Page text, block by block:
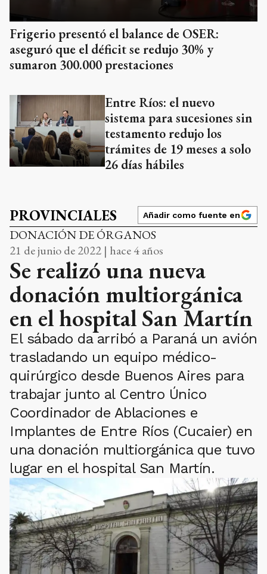
Frigerio presentó el balance de OSER:
aseguró que el déficit se redujo 30% y
sumaron 300.000 prestaciones
Entre Ríos: el nuevo
sistema para sucesiones sin
testamento redujo los
trámites de 19 meses a solo
26 días hábiles
PROVINCIALES Añadir como fuente en
DONACIÓN DE ÓRGANOS
21 de junio de 2022 | hace 4 años
Se realizó una nueva
donación multiorgánica
en el hospital San Martín
El sábado da arribó a Paraná un avión
trasladando un equipo médico-
quirúrgico desde Buenos Aires para
trabajar junto al Centro Único
Coordinador de Ablaciones e
Implantes de Entre Ríos (Cucaier) en
una donación multiorgánica que tuvo
lugar en el hospital San Martín.